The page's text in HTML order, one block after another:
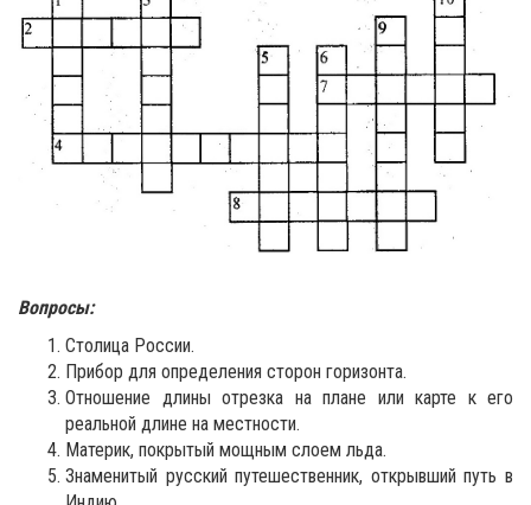
Вопросы:
Столица России.
Прибор для определения сторон горизонта.
Отношение длины отрезка на плане или карте к его
реальной длине на мест­ности.
Материк, покрытый мощным слоем льда.
Знаменитый русский путешественник, открывший путь в